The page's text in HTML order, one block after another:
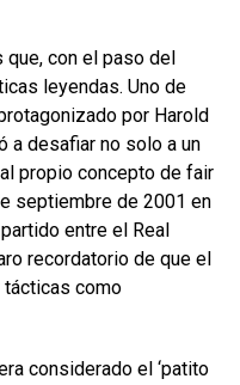
con el paso del
leyendas. Uno de
por Harold
a desafiar no solo a un
propio concepto de fair
septiembre de 2001 en
entre el Real
recordatorio de que el
tácticas como
considerado el ‘patito